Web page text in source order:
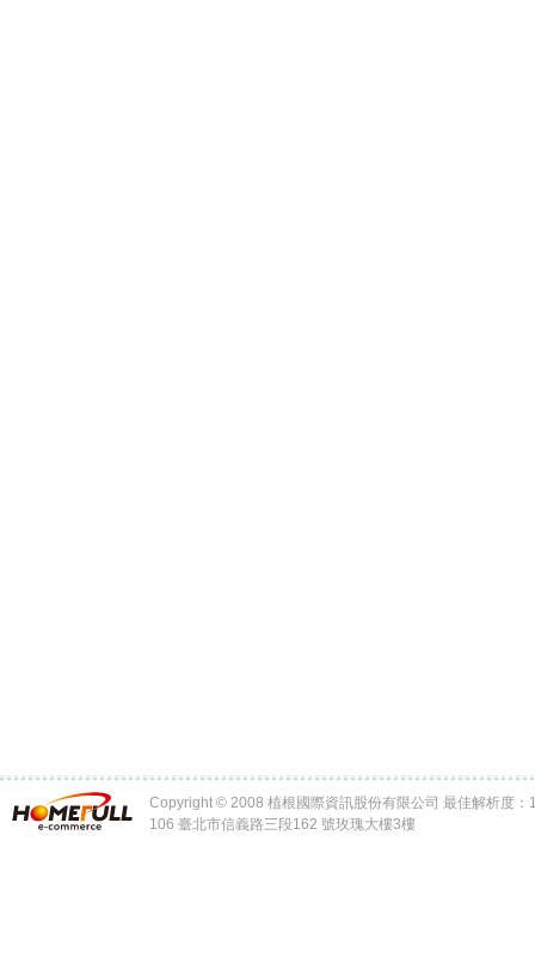
Copyright © 2008 植根國際資訊股份有限公司 最佳解析度：
106 臺北市信義路三段162 號玫瑰大樓3樓